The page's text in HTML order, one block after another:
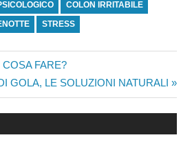
COLON IRRITABILE
STRESS
FARE?
GOLA, LE SOLUZIONI NATURALI